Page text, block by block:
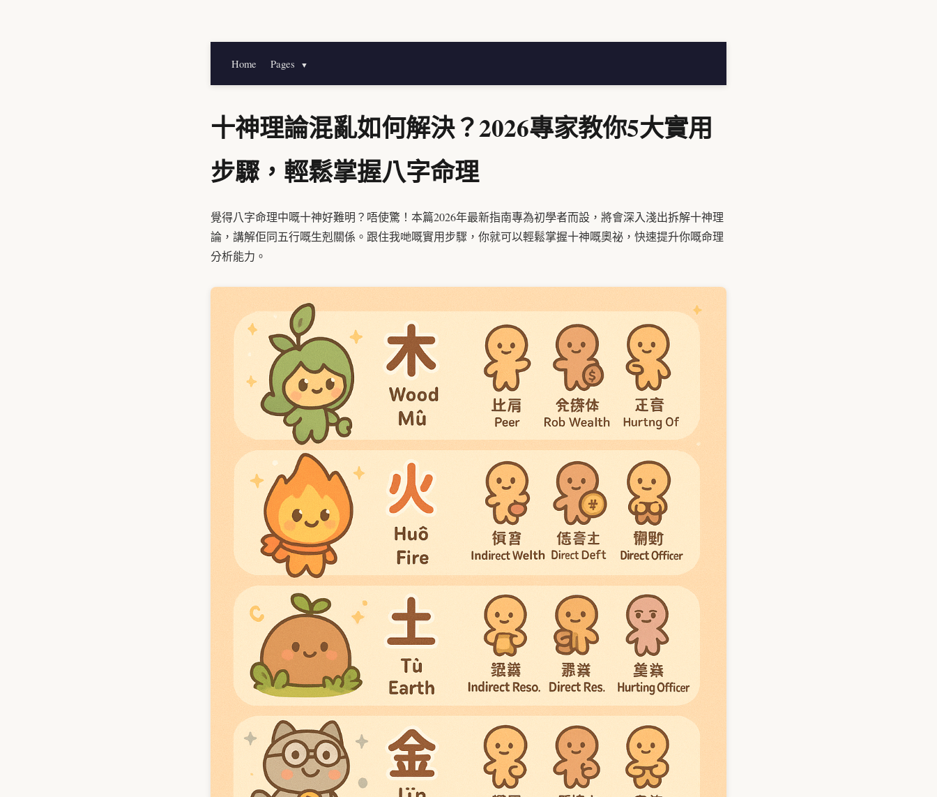
Home Pages ▼
十神理論混亂如何解決？2026專家教你5大實用
步驟，輕鬆掌握八字命理
覺得八字命理中嘅十神好難明？唔使驚！本篇2026年最新指南專為初學者而設，將會深入淺出拆解十神理
論，講解佢同五行嘅生剋關係。跟住我哋嘅實用步驟，你就可以輕鬆掌握十神嘅奧祕，快速提升你嘅命理
分析能力。